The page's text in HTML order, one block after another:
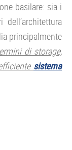
basilare: sia i
principalmente
di storage,
sistema